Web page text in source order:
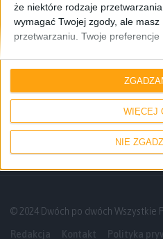
że niektóre rodzaje
wymagać Twojej zgody, ale
przetwarzaniu. Twoje
przycisk "Prywatność" na dole
WIĘCEJ
NIE
Akcesoria Blog
„Jestem
obudowa do
© 2024 Dwóch po dwóch Wszystkie
Redakcja Kontakt Polityka